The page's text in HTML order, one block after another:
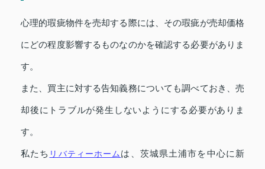
心理的瑕疵物件を売却する際には、その瑕疵が売却価格
にどの程度影響するものなのかを確認する必要がありま
す。
また、買主に対する告知義務についても調べておき、売
却後にトラブルが発生しないようにする必要がありま
す。
私たち リバティーホーム は、茨城県土浦市を中心に新